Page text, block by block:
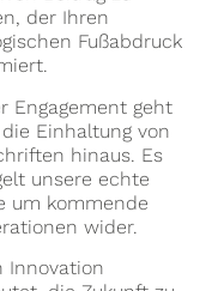
der Ihren
Fußabdruck
Engagement geht
Einhaltung von
hinaus. Es
unsere echte
um kommende
wider.
Innovation